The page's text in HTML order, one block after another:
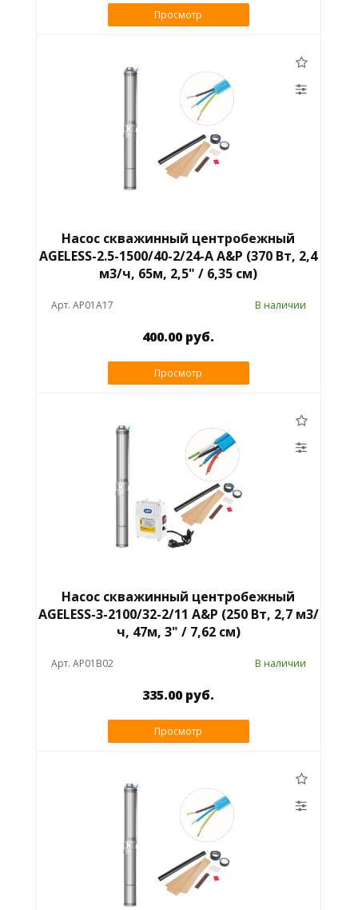
Просмотр
Насос скважинный центробежный
AGELESS-2.5-1500/40-2/24-A A&P (370 Вт, 2,4
м3/ч, 65м, 2,5" / 6,35 см)
Арт. AP01A17 В наличии
400.00 руб.
Просмотр
Насос скважинный центробежный
AGELESS-3-2100/32-2/11 A&P (250 Вт, 2,7 м3/
ч, 47м, 3" / 7,62 см)
Арт. AP01B02 В наличии
335.00 руб.
Просмотр